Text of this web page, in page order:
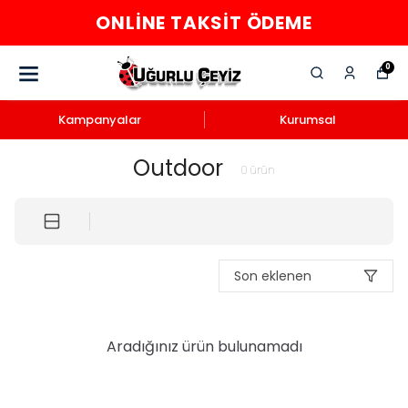
ONLINE TAKSIT ÖDEME
0
Kampanyalar Kurumsal
Outdoor 0 ürün
Son eklenen
Aradığınız ürün bulunamadı